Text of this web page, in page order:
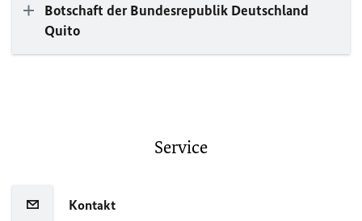
Botschaft der Bundesrepublik Deutschland
Quito
Service
Kontakt